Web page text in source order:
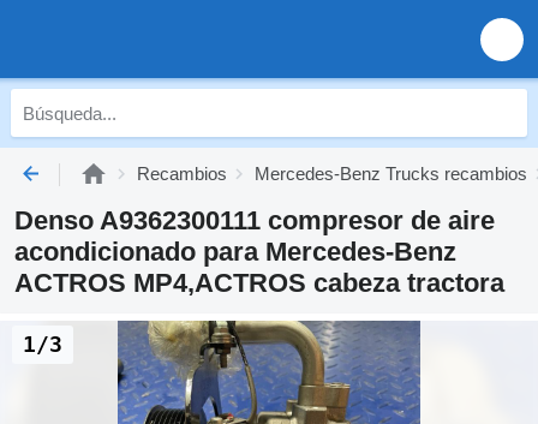
Recambios Mercedes-Benz Trucks recambios
Denso A9362300111 compresor de aire
acondicionado para Mercedes-Benz
ACTROS MP4,ACTROS cabeza tractora
1/3